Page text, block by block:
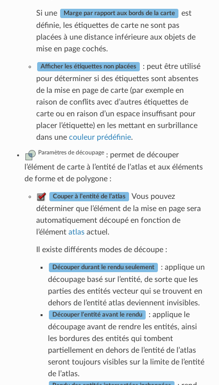
Si une Marge par rapport aux bords de la carte
est
définie, les étiquettes de carte ne sont pas
placées à une distance inférieure aux objets de
mise en page cochés.
Afficher les étiquettes non placées
: peut être utilisé
pour déterminer si des étiquettes sont absentes
de la mise en page de carte (par exemple en
raison de conflits avec d’autres étiquettes de
carte ou en raison d’un espace insuffisant pour
placer l’étiquette) en les mettant en surbrillance
dans une couleur prédéfinie.
Paramètres de découpage: permet de découper
l’élément de carte à l’entité de l’atlas et aux éléments
de forme et de polygone :
Couper à l’entité de l’atlas
Vous pouvez
déterminer que l’élément de la mise en page sera
automatiquement découpé en fonction de
l’élément atlasactuel.
Il existe différents modes de découpe :
Découper durant le rendu seulement
: applique un
découpage basé sur l’entité, de sorte que les
parties des entités vecteur qui se trouvent en
dehors de l’entité atlas deviennent invisibles.
Découper l’entité avant le rendu
: applique le
découpage avant de rendre les entités, ainsi
les bordures des entités qui tombent
partiellement en dehors de l’entité de l’atlas
seront toujours visibles sur la limite de l’entité
de l’atlas.